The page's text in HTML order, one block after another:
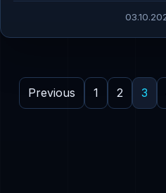
Previous 1 2 3